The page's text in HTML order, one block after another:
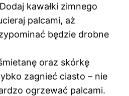
kawałki zimnego
palcami, aż
będzie drobne
oraz skórkę
zagnieć ciasto – nie
ogrzewać palcami.